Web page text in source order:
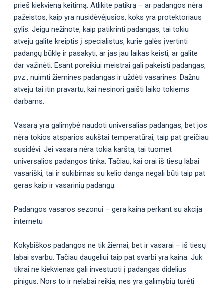
prieš kiekvieną keitimą. Atlikite patikrą – ar padangos nėra
pažeistos, kaip yra nusidėvėjusios, koks yra protektoriaus
gylis. Jeigu nežinote, kaip patikrinti padangas, tai tokiu
atveju galite kreiptis į specialistus, kurie galės įvertinti
padangų būklę ir pasakyti, ar jas jau laikas keisti, ar galite
dar važinėti. Esant poreikiui meistrai gali pakeisti padangas,
pvz., nuimti žiemines padangas ir uždėti vasarines. Dažnu
atveju tai itin pravartu, kai nesinori gaišti laiko tokiems
darbams.
Vasarą yra galimybė naudoti universalias padangas, bet jos
nėra tokios atsparios aukštai temperatūrai, taip pat greičiau
susidėvi. Jei vasara nėra tokia karšta, tai tuomet
universalios padangos tinka. Tačiau, kai orai iš tiesų labai
vasariški, tai ir sukibimas su kelio danga negali būti taip pat
geras kaip ir vasarinių padangų.
Padangos vasaros sezonui – gera kaina perkant su akcija
internetu
Kokybiškos padangos ne tik žiemai, bet ir vasarai – iš tiesų
labai svarbu. Tačiau daugeliui taip pat svarbi yra kaina. Juk
tikrai ne kiekvienas gali investuoti į padangas didelius
pinigus. Nors to ir nelabai reikia, nes yra galimybių turėti